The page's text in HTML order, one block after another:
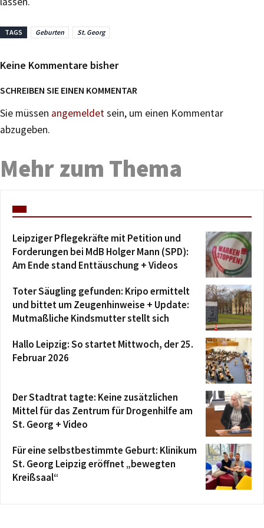
TAGS Geburten St. Georg
Keine Kommentare bisher
SCHREIBEN SIE EINEN KOMMENTAR
Sie müssen angemeldetsein, um einen Kommentar
abzugeben.
Mehr zum Thema
Leipziger Pflegekräfte mit Petition und
Forderungen bei MdB Holger Mann (SPD):
Am Ende stand Enttäuschung + Videos
Toter Säugling gefunden: Kripo ermittelt
und bittet um Zeugenhinweise + Update:
Mutmaßliche Kindsmutter stellt sich
Hallo Leipzig: So startet Mittwoch, der 25.
Februar 2026
Der Stadtrat tagte: Keine zusätzlichen
Mittel für das Zentrum für Drogenhilfe am
St. Georg + Video
Für eine selbstbestimmte Geburt: Klinikum
St. Georg Leipzig eröffnet „bewegten
Kreißsaal“